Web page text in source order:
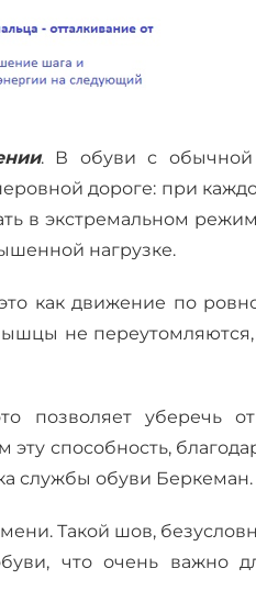
. В обуви с
дороге: при
в экстремальном
нагрузке.
как движение по
не
позволяет уберечь
эту способность,
службы обуви Беркеман.
Такой шов,
что очень важно